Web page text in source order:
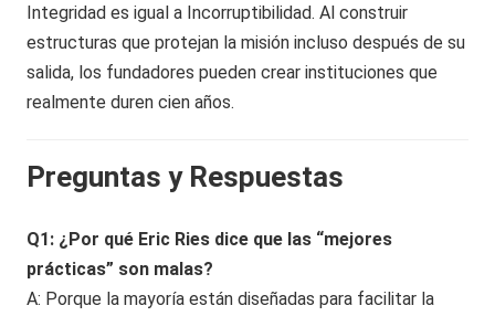
Integridad es igual a Incorruptibilidad. Al construir
estructuras que protejan la misión incluso después de su
salida, los fundadores pueden crear instituciones que
realmente duren cien años.
Preguntas y Respuestas
Q1: ¿Por qué Eric Ries dice que las “mejores
prácticas” son malas?
A: Porque la mayoría están diseñadas para facilitar la